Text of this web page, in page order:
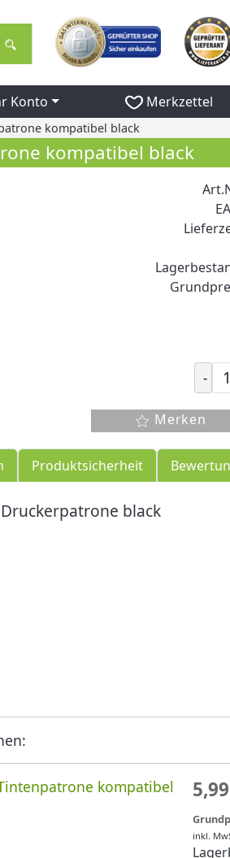
Konto Merkzettel
kompatibel black
kompatibel black
-
Merken
Produktsicherheit
black
kompatibel
inkl.